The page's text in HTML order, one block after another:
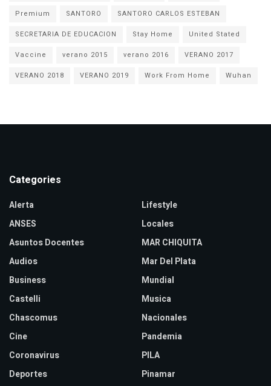
Premium
SANTORO
SANTORO CARLOS ESTEBAN
SECRETARIA DE EDUCACION
Stay Home
United Stated
Vaccine
verano 2015 verano 2016
VERANO 2017
VERANO 2018
VERANO 2019 Work From Home Wuhan
Categories
Alerta
ANSES
Asuntos Docentes
Audios
Business
Castelli
Chascomus
Cine
Coronavirus
Deportes
Lifestyle
Locales
MAR CHIQUITA
Mar Del Plata
Mundial
Musica
Nacionales
Pandemia
PILA
Pinamar